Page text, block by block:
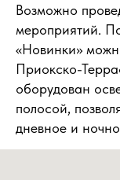
Возможно
мероприятий.
«Новинки»
Приокско-
оборудован
полосой,
дневное и